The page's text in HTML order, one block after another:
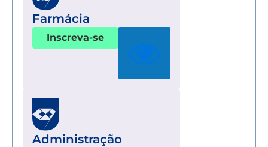
Farmácia
Inscreva-se
Administração